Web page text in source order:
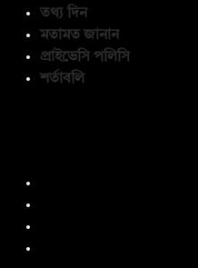
তথ্য দিন
মতামত জানান
প্রাইভেসি পলিসি
শর্তাবলি